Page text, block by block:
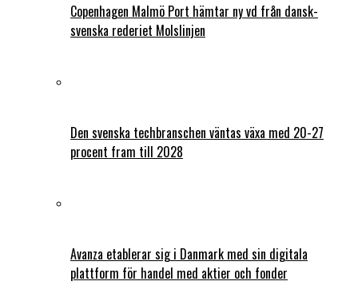
Copenhagen Malmö Port hämtar ny vd från dansk-
svenska rederiet Molslinjen
Den svenska techbranschen väntas växa med 20-27
procent fram till 2028
Avanza etablerar sig i Danmark med sin digitala
plattform för handel med aktier och fonder